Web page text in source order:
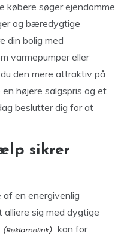
købere søger ejendomme
og bæredygtige
din bolig med
varmepumper eller
den mere attraktiv på
højere salgspris og et
beslutter dig for at
sikrer
en energivenlig
sig med dygtige
kan for